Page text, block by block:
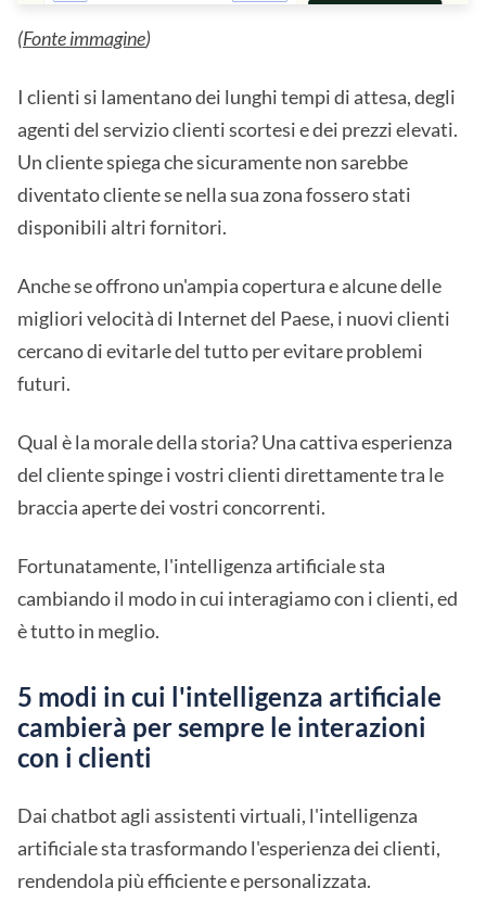
(Fonte immagine)
I clienti si lamentano dei lunghi tempi di attesa, degli
agenti del servizio clienti scortesi e dei prezzi elevati.
Un cliente spiega che sicuramente non sarebbe
diventato cliente se nella sua zona fossero stati
disponibili altri fornitori.
Anche se offrono un'ampia copertura e alcune delle
migliori velocità di Internet del Paese, i nuovi clienti
cercano di evitarle del tutto per evitare problemi
futuri.
Qual è la morale della storia? Una cattiva esperienza
del cliente spinge i vostri clienti direttamente tra le
braccia aperte dei vostri concorrenti.
Fortunatamente, l'intelligenza artificiale sta
cambiando il modo in cui interagiamo con i clienti, ed
è tutto in meglio.
5 modi in cui l'intelligenza artificiale
cambierà per sempre le interazioni
con i clienti
Dai chatbot agli assistenti virtuali, l'intelligenza
artificiale sta trasformando l'esperienza dei clienti,
rendendola più efficiente e personalizzata.